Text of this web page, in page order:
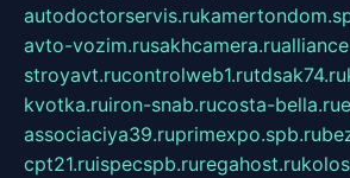
autodoctorservis.ru
avto-vozim.rusakhcamera.ru
stroyavt.rucontrolweb1.rutdsak74.ru
kvotka.ruiron-snab.rucosta-bella.ru
associaciya39.ruprimexpo.spb.ru
cpt21.ruispecspb.ruregahost.ru